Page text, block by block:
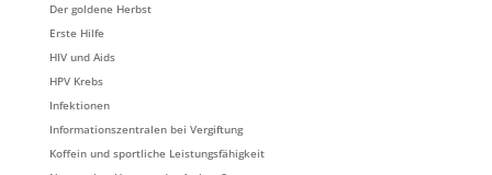
Der goldene Herbst
Erste Hilfe
HIV und Aids
HPV Krebs
Infektionen
Informationszentralen bei Vergiftung
Koffein und sportliche Leistungsfähigkeit